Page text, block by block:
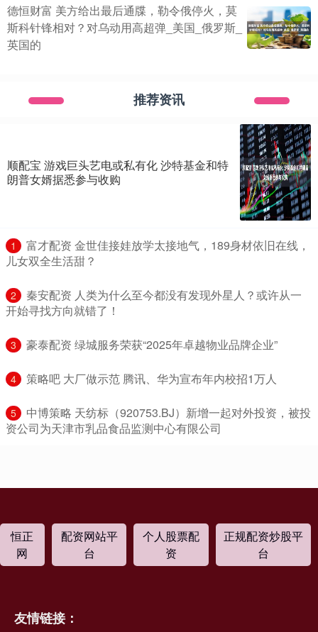
德恒财富 美方给出最后通牒，勒令俄停火，莫
斯科针锋相对？对乌动用高超弹_美国_俄罗斯_
英国的
推荐资讯
顺配宝 游戏巨头艺电或私有化 沙特基金和特
朗普女婿据悉参与收购
1
​富才配资 金世佳接娃放学太接地气，189身材依旧在线，
儿女双全生活甜？
2
​秦安配资 人类为什么至今都没有发现外星人？或许从一
开始寻找方向就错了！
3 ​豪泰配资 绿城服务荣获“2025年卓越物业品牌企业”
4 ​策略吧 大厂做示范 腾讯、华为宣布年内校招1万人
5
​中博策略 天纺标（920753.BJ）新增一起对外投资，被投
资公司为天津市乳品食品监测中心有限公司
恒正
网
配资网站平
台
个人股票配
资
正规配资炒股平
台
友情链接：